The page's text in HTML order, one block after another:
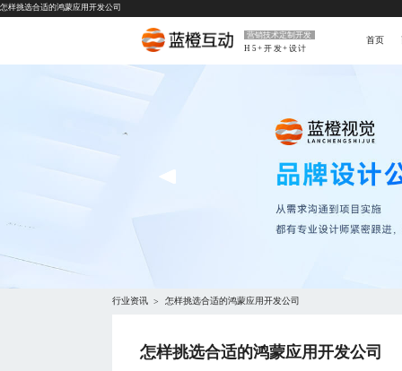
怎样挑选合适的鸿蒙应用开发公司
营销技术定制开发
H5+开发+设计
首页
行业资讯 > 怎样挑选合适的鸿蒙应用开发公司
怎样挑选合适的鸿蒙应用开发公司